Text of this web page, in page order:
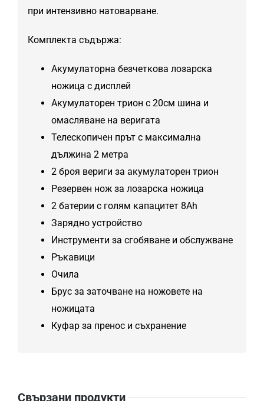
при интензивно натоварване.
Комплекта съдържа:
Акумулаторна безчеткова лозарска
ножица с дисплей
Акумулаторен трион с 20см шина и
омасляване на веригата
Телескопичен прът с максимална
дължина 2 метра
2 броя вериги за акумулаторен трион
Резервен нож за лозарска ножица
2 батерии с голям капацитет 8Аh
Зарядно устройство
Инструменти за сгобяване и обслужване
Ръкавици
Очила
Брус за заточване на ножовете на
ножицата
Куфар за пренос и съхранение
Свързани продукти